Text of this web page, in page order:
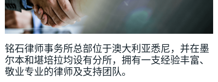
铭石律师事务所总部位于澳大利亚悉尼，并在墨
尔本和堪培拉均设有分所，拥有一支经验丰富、
敬业专业的律师及支持团队。